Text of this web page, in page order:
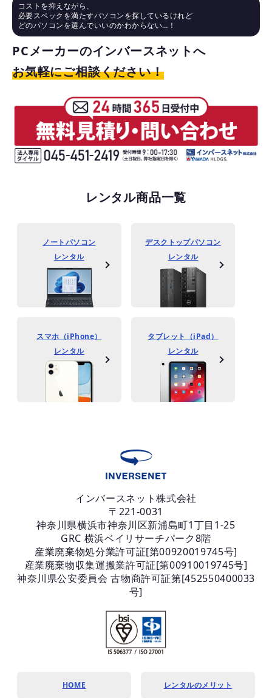
コストを抑えながら、
必要スペックを満たすパソコンを探しているけれど
どのパソコンを選んでいいのかわからない…！
PCメーカーのインバースネットへ
お気軽にご相談ください！
レンタル商品一覧
ノートパソコン
レンタル
デスクトップパソコン
レンタル
スマホ（iPhone）
レンタル
タブレット（iPad）
レンタル
インバースネット株式会社
〒221-0031
神奈川県横浜市神奈川区新浦島町1丁目1-25
GRC 横浜ベイリサーチパーク8階
産業廃棄物処分業許可証[第00920019745号]
産業廃棄物収集運搬業許可証[第00910019745号]
神奈川県公安委員会 古物商許可証第[452550400033
号]
HOME レンタルのメリット